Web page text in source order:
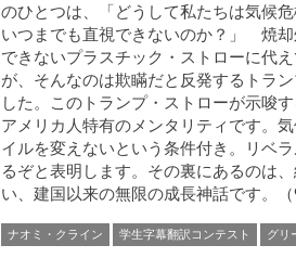
のひとつは、「どうして私たちは気候
いつまでも直視できないのか？」 焼却
できないプラスチック・ストローに代
が、そんなのは欺瞞だと反発するトラ
した。このトランプ・ストローが示唆
アメリカ人特有のメンタリティです。
イルを変えないという条件付き。リベ
るぞと表明します。その裏にあるのは
い、建国以来の無限の成長神話です。（
ナオミ・クライン 学生字幕翻訳コンテスト グリ